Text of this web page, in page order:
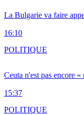
La Bulgarie va faire
16:10
Ceuta n'est pas encore
15:37
POLITIQUE
POLITIQUE